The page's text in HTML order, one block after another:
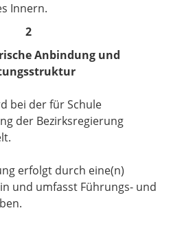
Innern.
2
Anbindung und
bei der für Schule
der Bezirksregierung
erfolgt durch eine(n)
und umfasst Führungs- und